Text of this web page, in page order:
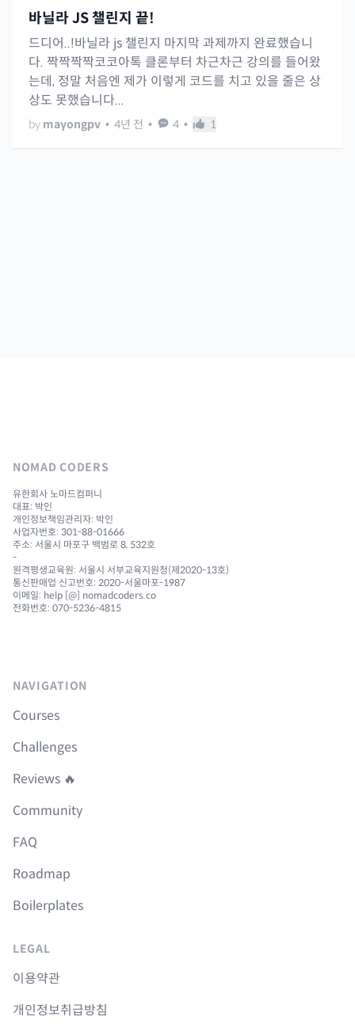
바닐라 JS 챌린지 끝!
드디어..!바닐라 js 챌린지 마지막 과제까지 완료했습니
다. 짝짝짝짝코코아톡 클론부터 차근차근 강의를 들어왔
는데, 정말 처음엔 제가 이렇게 코드를 치고 있을 줄은 상
상도 못했습니다...
by mayongpv • 4년 전 • 4 • 1
NOMAD CODERS
유한회사 노마드컴퍼니
대표: 박인
개인정보책임관리자: 박인
사업자번호: 301-88-01666
주소: 서울시 마포구 백범로 8, 532호
-
원격평생교육원: 서울시 서부교육지원청(제2020-13호)
통신판매업 신고번호: 2020-서울마포-1987
이메일: help [@] nomadcoders.co
전화번호: 070-5236-4815
NAVIGATION
Courses
Challenges
Reviews 🔥
Community
FAQ
Roadmap
Boilerplates
LEGAL
이용약관
개인정보취급방침